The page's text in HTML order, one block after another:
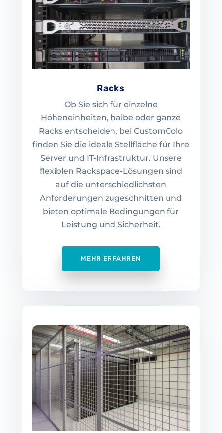
Racks
Ob Sie sich für einzelne
Höheneinheiten, halbe oder ganze
Racks entscheiden, bei CustomColo
finden Sie die ideale Stellfläche für Ihre
Server und IT-Infrastruktur. Unsere
flexiblen Rackspace-Lösungen sind
auf die unterschiedlichsten
Anforderungen zugeschnitten und
bieten optimale Bedingungen für
Leistung und Sicherheit.
MEHR ERFAHREN